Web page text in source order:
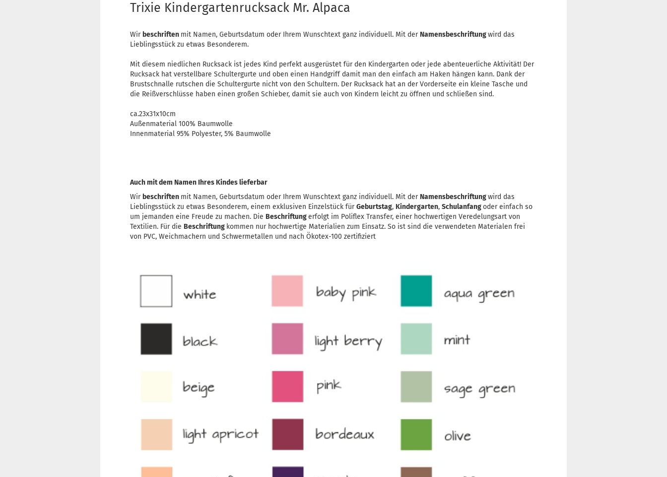
Trixie Kindergartenrucksack Mr. Alpaca
Wir beschriften mit Namen, Geburtsdatum oder Ihrem Wunschtext ganz individuell. Mit der Namensbeschriftungwird das
Lieblingsstück zu etwas Besonderem.
Mit diesem niedlichen Rucksack ist jedes Kind perfekt ausgerüstet für den Kindergarten oder jede abenteuerliche Aktivität! Der
Rucksack hat verstellbare Schultergurte und oben einen Handgriff damit man den einfach am Haken hängen kann. Dank der
Brustschnalle rutschen die Schultergurte nicht von den Schultern. Der Rucksack hat an der Vorderseite ein kleine Tasche und
die Reißverschlüsse haben einen großen Schieber, damit sie auch von Kindern leicht zu öffnen und schließen sind.
ca.23x31x10cm
Außenmaterial 100% Baumwolle
Innenmaterial 95% Polyester, 5% Baumwolle
Auch mit dem Namen Ihres Kindes lieferbar
Wir beschriften mit Namen, Geburtsdatum oder Ihrem Wunschtext ganz individuell. Mit der Namensbeschriftungwird das
Lieblingsstück zu etwas Besonderem, einem exklusiven Einzelstück fürGeburtstag, Kindergarten, Schulanfangoder einfach so
um jemanden eine Freude zu machen. Die Beschriftungerfolgt im Poliflex Transfer, einer hochwertigen Veredelungsart von
Textilien. Für die Beschriftung kommen nur hochwertige Materialien zum Einsatz. So ist sind die verwendeten Materialen frei
von PVC, Weichmachern und Schwermetallen und nach Ökotex-100 zertifiziert